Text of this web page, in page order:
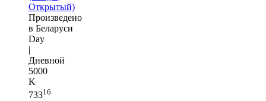
Открытый)
Произведено
в Беларуси
Day
|
Дневной
5000
K
73316